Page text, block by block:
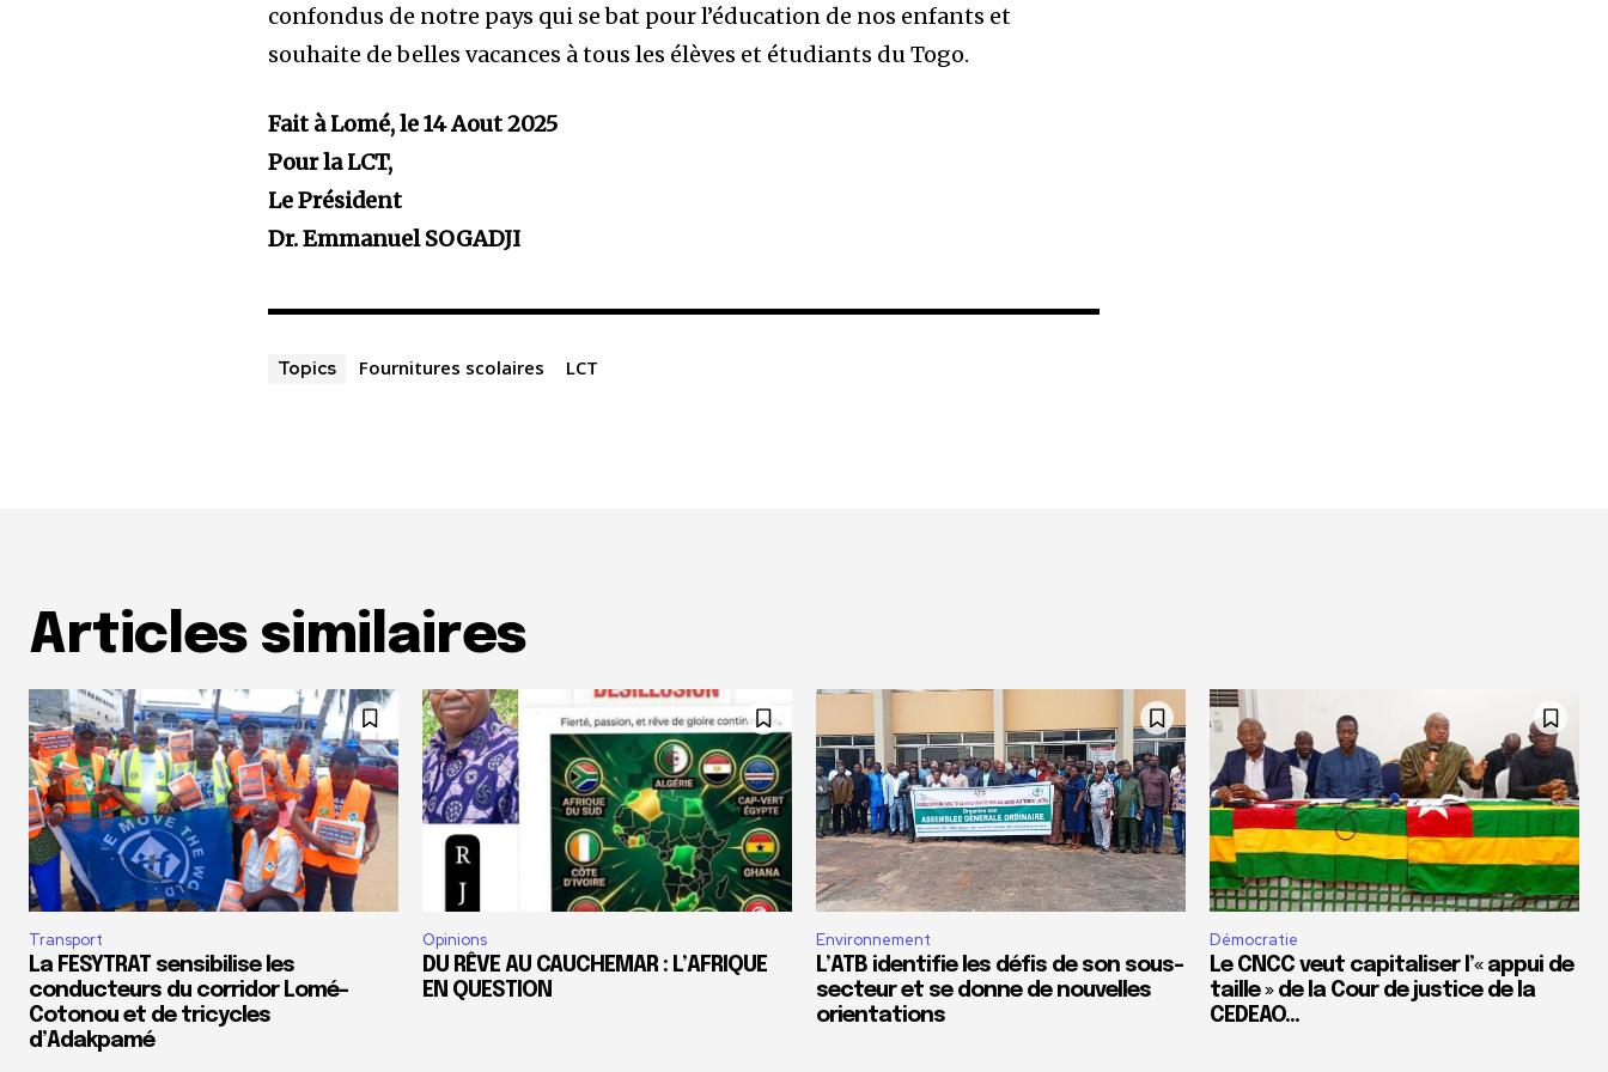
confondus de notre pays qui se bat pour l’éducation de nos enfants et
souhaite de belles vacances à tous les élèves et étudiants du Togo.
Fait à Lomé, le 14 Aout 2025
Pour la LCT,
Le Président
Dr. Emmanuel SOGADJI
Topics Fournitures scolaires LCT
Articles similaires
Transport
La FESYTRAT sensibilise les
conducteurs du corridor Lomé-
Cotonou et de tricycles
d’Adakpamé
Opinions
DU RÊVE AU CAUCHEMAR : L’AFRIQUE
EN QUESTION
Environnement
L’ATB identifie les défis de son sous-
secteur et se donne de nouvelles
orientations
Démocratie
Le CNCC veut capitaliser l’« appui de
taille » de la Cour de justice de la
CEDEAO…